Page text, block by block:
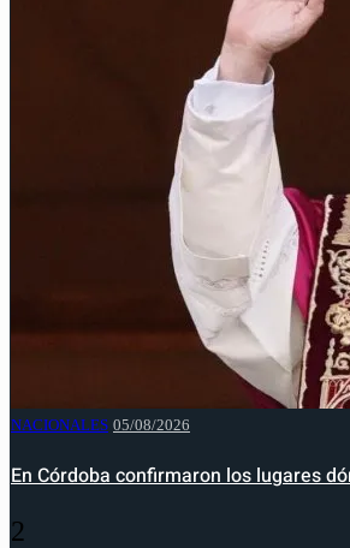
NACIONALES 05/08/2026
En Córdoba confirmaron los lugares
2